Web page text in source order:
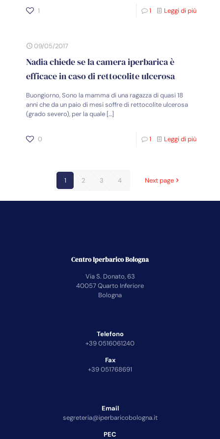
1 1 Leggi di più
09/05/2017
Nadia chiede se la camera iperbarica è
efficace in caso di rettocolite ulcerosa
Buongiorno, Sono la mamma di una ragazza di quasi 18
anni che da un paio di mesi soffre di rettocolite ulcerosa
(grado severo), per la quale […]
0 1 Leggi di più
1 2 3 4 Next page
Centro Iperbarico Bologna
Via S. Donato, 63
40057 Quarto Inferiore
Bologna
Telefono
+39 0516061240
Fax
+39 051768691
Email
segreteria@iperbaricobologna.it
PEC